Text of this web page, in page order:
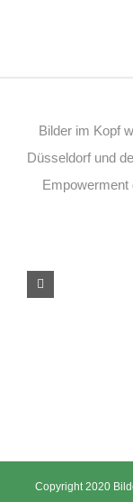
Bilder im Kopf
Düsseldorf und
Empowerment
Copyright 2020